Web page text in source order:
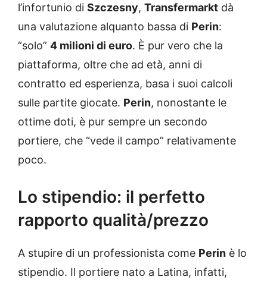
l’infortunio di Szczesny, Transfermarkt dà
una valutazione alquanto bassa di Perin:
“solo” 4 milioni di euro. È pur vero che la
piattaforma, oltre che ad età, anni di
contratto ed esperienza, basa i suoi calcoli
sulle partite giocate. Perin, nonostante le
ottime doti, è pur sempre un secondo
portiere, che “vede il campo” relativamente
poco.
Lo stipendio: il perfetto
rapporto qualità/prezzo
A stupire di un professionista come Perin è lo
stipendio. Il portiere nato a Latina, infatti,